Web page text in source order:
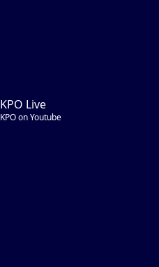
KPO Live
KPO on Youtube